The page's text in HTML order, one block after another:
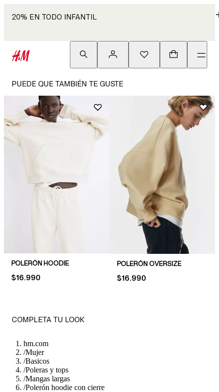
20% EN TODO INFANTIL
PUEDE QUE TAMBIÉN TE GUSTE
POLERÓN HOODIE
PRICE:
$16.990
POLERÓN OVERSIZE
PRICE:
$16.990
COMPLETA TU LOOK
hm.com
/Mujer
/Basicos
/Poleras y tops
/Mangas largas
/Polerón hoodie con cierre